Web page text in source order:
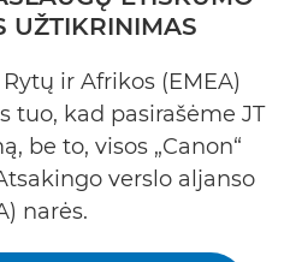
UŽTIKRINIMAS
ir Afrikos (EMEA)
tuo, kad pasirašėme JT
be to, visos „Canon“
verslo aljanso
narės.